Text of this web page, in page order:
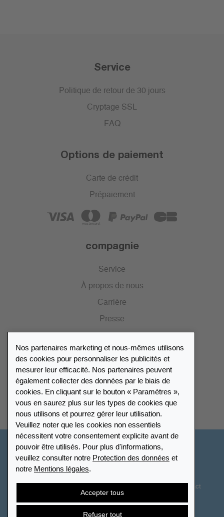
Service
Politique de retour de 30 jours
Cryptage SSL
FAQ
Options de paiement
Carte de crédit
Prépaiement
compagnie
Service
À propos de nous
Carrière
Presse
Portail des revendeurs
Répertoire des revendeurs
Trouver Leuchtturm
Nos partenaires marketing et nous-mêmes utilisons
des cookies pour personnaliser les publicités et
mesurer leur efficacité. Nos partenaires peuvent
également collecter des données par le biais de
cookies. En cliquant sur le bouton « Paramètres »,
vous en saurez plus sur les types de cookies que
nous utilisons et pourrez gérer leur utilisation.
Veuillez noter que les cookies non essentiels
nécessitent votre consentement explicite avant de
pouvoir être utilisés. Pour plus d'informations,
veuillez consulter notre Protection des données et
notre Mentions légales.
Accepter tous
Refuser tout
France
Paramètres des cookies
Contact
Droit de rétractation Résilier le contrat